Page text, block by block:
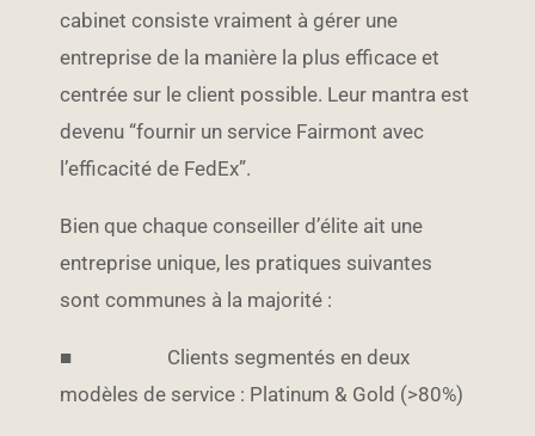
cabinet consiste vraiment à gérer une
entreprise de la manière la plus efficace et
centrée sur le client possible. Leur mantra est
devenu “fournir un service Fairmont avec
l’efficacité de FedEx”.
Bien que chaque conseiller d’élite ait une
entreprise unique, les pratiques suivantes
sont communes à la majorité :
■ Clients segmentés en deux
modèles de service : Platinum & Gold (>80%)